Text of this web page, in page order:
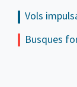
Vols
Busques